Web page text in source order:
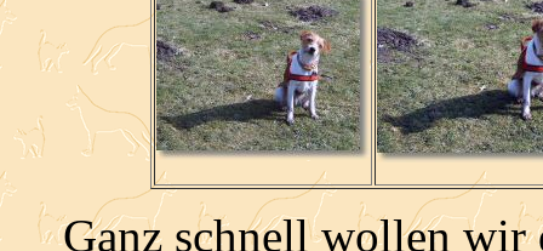
Ganz schnell wollen wir